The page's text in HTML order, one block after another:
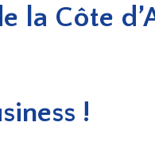
la Côte
!